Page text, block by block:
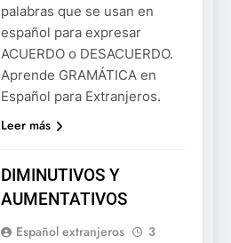
palabras que se usan en
español para expresar
ACUERDO o DESACUERDO.
Aprende GRAMÁTICA en
Español para Extranjeros.
Leer más
DIMINUTIVOS Y
AUMENTATIVOS
Español extranjeros
3